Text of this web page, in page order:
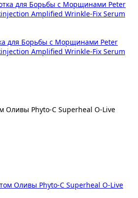
для Борьбы с Морщинами Peter
Amplified Wrinkle-Fix Serum
Оливы Phyto-C Superheal O-Live